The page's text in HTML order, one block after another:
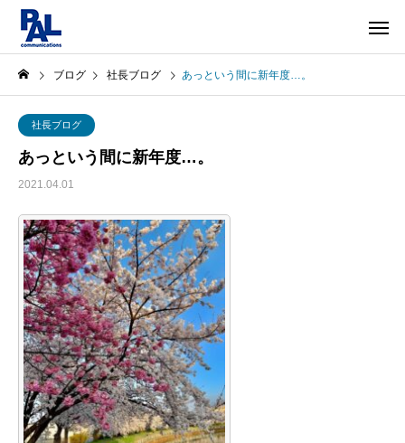
ブログ 社長ブログ あっという間に新年度…。
社長ブログ
あっという間に新年度…。
2021.04.01